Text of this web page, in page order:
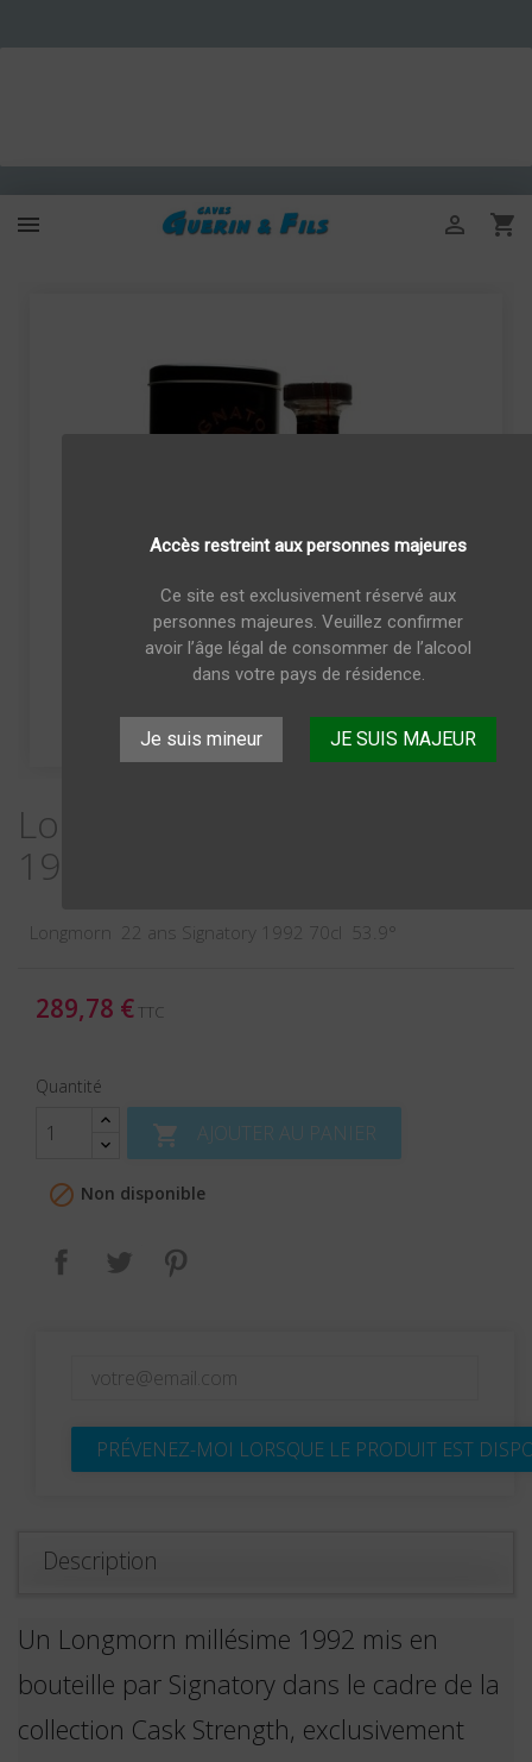
Accès restreint aux personnes majeures
Ce site est exclusivement réservé aux
personnes majeures. Veuillez confirmer
avoir l’âge légal de consommer de l’alcool
dans votre pays de résidence.
Je suis mineur JE SUIS MAJEUR
 

Longmorn 22 ans Signatory
1992 70cl 53.9°
Longmorn 22 ans Signatory 1992 70cl 53.9°
289,78 € TTC
Quantité
 AJOUTER AU PANIER
 Non disponible
Partager Tweet
PRÉVENEZ-MOI LORSQUE LE PRODUIT EST
Description
Un Longmorn millésime 1992 mis en
bouteille par Signatory dans le cadre de la
collection Cask Strength, exclusivement